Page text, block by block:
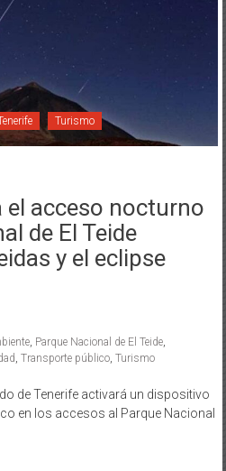
Turismo
el acceso nocturno
de El Teide
y el eclipse
, Parque Nacional de El Teide,
, Transporte público, Turismo
de Tenerife activará un dispositivo
en los accesos al Parque Nacional